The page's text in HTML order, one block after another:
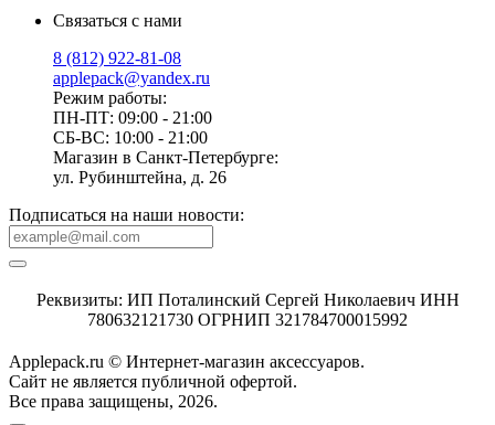
Связаться с нами
8 (812) 922-81-08
applepack@yandex.ru
Режим работы:
ПН-ПТ: 09:00 - 21:00
СБ-ВС: 10:00 - 21:00
Магазин в Санкт-Петербурге:
ул. Рубинштейна, д. 26
Подписаться на наши новости:
Реквизиты: ИП Поталинский Сергей Николаевич ИНН
780632121730 ОГРНИП 321784700015992
Applepack.ru © Интернет-магазин аксессуаров.
Cайт не является публичной офертой.
Все права защищены, 2026.